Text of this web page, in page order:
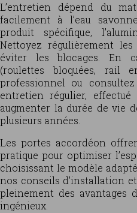
L’entretien dépend du
facilement à l’eau
produit spécifique,
Nettoyez régulièrement
éviter les blocages. En
(roulettes bloquées, rail
professionnel ou
entretien régulier,
augmenter la durée de vie
plusieurs années.
Les portes accordéon
pratique pour optimiser
choisissant le modèle
nos conseils d’installation
pleinement des avantages
ingénieux.